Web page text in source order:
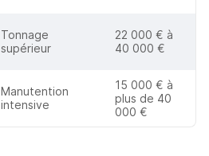
Tonnage
supérieur
22 000 € à
40 000 €
Manutention
intensive
15 000 € à
plus de 40
000 €